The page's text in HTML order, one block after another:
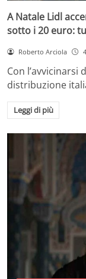
A Natale Lidl
sotto i 20 euro:
Roberto Arciola
Con
distribuzione
Leggi di più